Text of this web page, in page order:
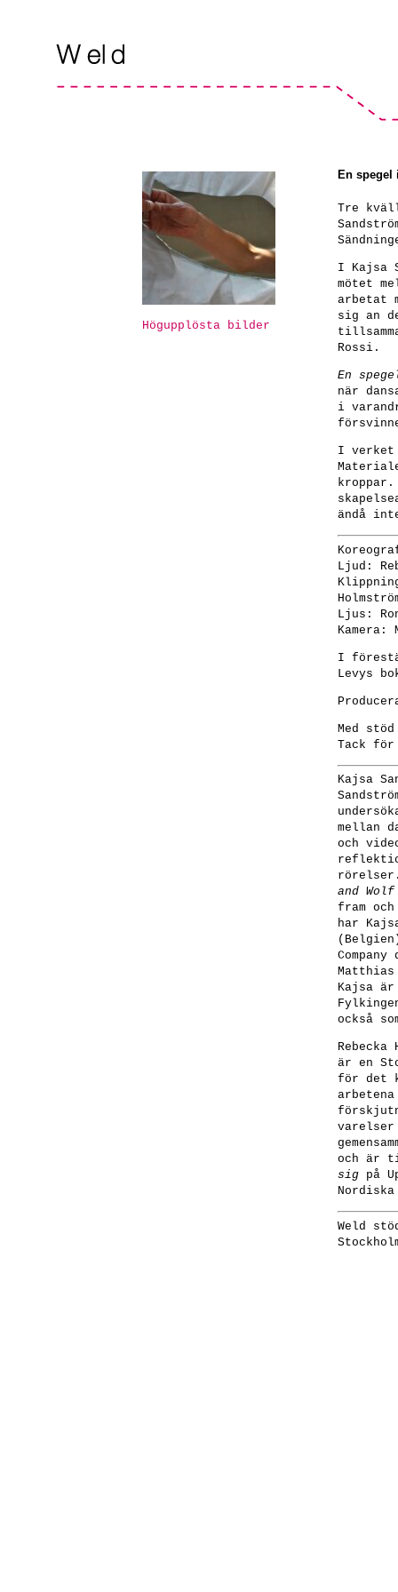
Högupplösta bilder
En spegel
Tre
I Kajsa
mötet
arbetat
sig an
Rossi.
En
när
i
I verket
ändå
Ljud:
Ljus:
I
Levys
Med
Tack
Kajsa
mellan
och
and Wolf
fram
har
Kajsa
också
Rebecka
är en
för det
och är
sig på
Weld